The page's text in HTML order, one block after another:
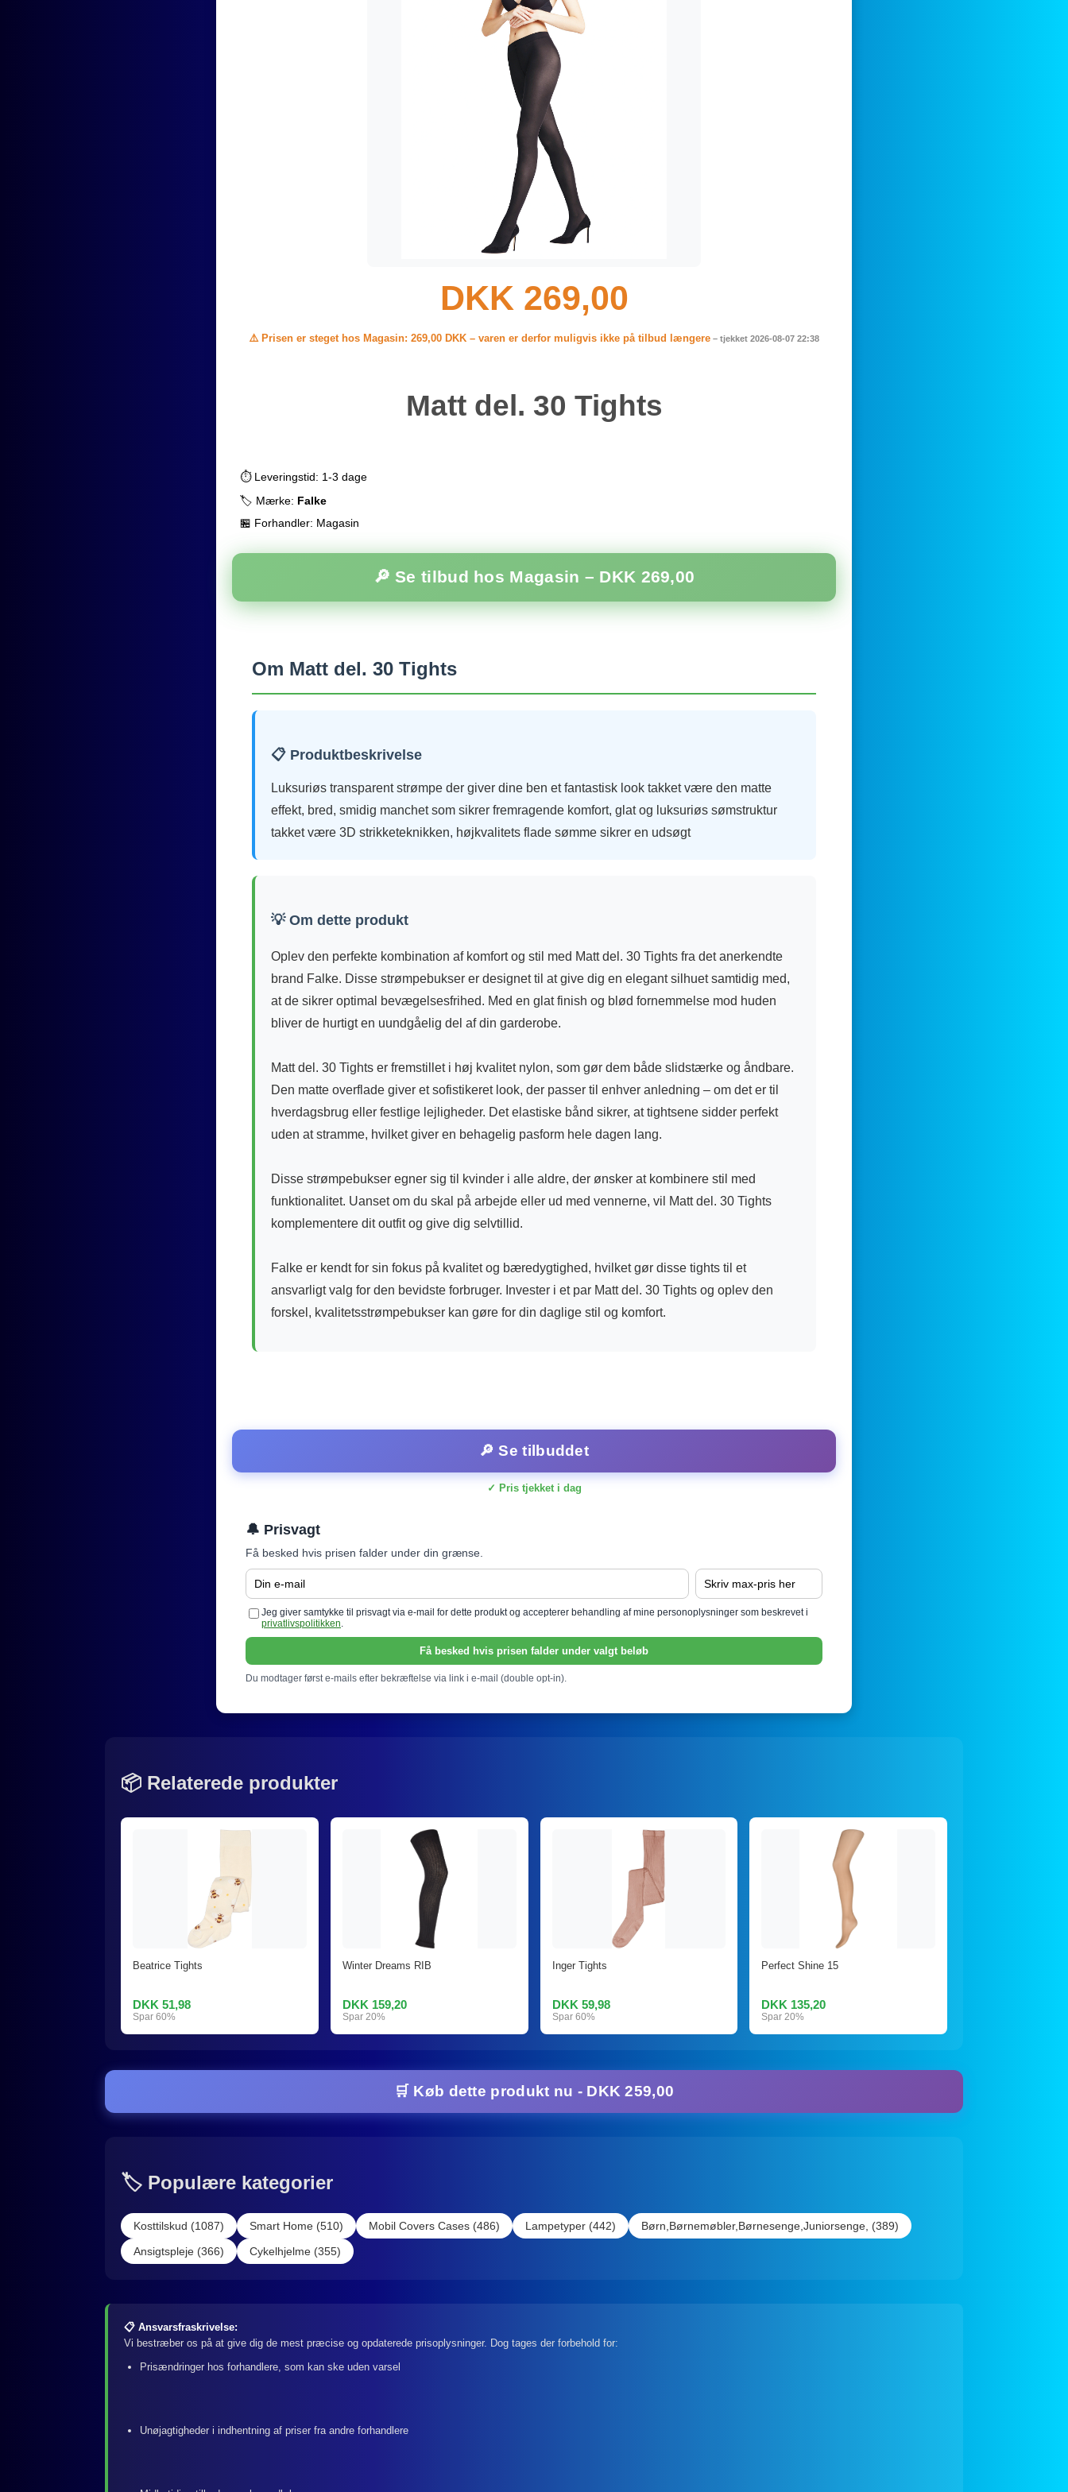
DKK 269,00
⚠️ Prisen er steget hos Magasin: 269,00 DKK – varen er derfor muligvis ikke på tilbud længere – tjekket 2026-08-07 22:38
Matt del. 30 Tights
⏱️ Leveringstid: 1-3 dage
🏷️ Mærke: Falke
🏪 Forhandler: Magasin
🔎 Se tilbud hos Magasin – DKK 269,00
Om Matt del. 30 Tights
📋 Produktbeskrivelse
Luksuriøs transparent strømpe der giver dine ben et fantastisk look takket være den matte
effekt, bred, smidig manchet som sikrer fremragende komfort, glat og luksuriøs sømstruktur
takket være 3D strikketeknikken, højkvalitets flade sømme sikrer en udsøgt
💡 Om dette produkt
Oplev den perfekte kombination af komfort og stil med Matt del. 30 Tights fra det anerkendte
brand Falke. Disse strømpebukser er designet til at give dig en elegant silhuet samtidig med,
at de sikrer optimal bevægelsesfrihed. Med en glat finish og blød fornemmelse mod huden
bliver de hurtigt en uundgåelig del af din garderobe.
Matt del. 30 Tights er fremstillet i høj kvalitet nylon, som gør dem både slidstærke og åndbare.
Den matte overflade giver et sofistikeret look, der passer til enhver anledning – om det er til
hverdagsbrug eller festlige lejligheder. Det elastiske bånd sikrer, at tightsene sidder perfekt
uden at stramme, hvilket giver en behagelig pasform hele dagen lang.
Disse strømpebukser egner sig til kvinder i alle aldre, der ønsker at kombinere stil med
funktionalitet. Uanset om du skal på arbejde eller ud med vennerne, vil Matt del. 30 Tights
komplementere dit outfit og give dig selvtillid.
Falke er kendt for sin fokus på kvalitet og bæredygtighed, hvilket gør disse tights til et
ansvarligt valg for den bevidste forbruger. Invester i et par Matt del. 30 Tights og oplev den
forskel, kvalitetsstrømpebukser kan gøre for din daglige stil og komfort.
🔎 Se tilbuddet
✓ Pris tjekket i dag
🔔 Prisvagt
Få besked hvis prisen falder under din grænse.
Jeg giver samtykke til prisvagt via e-mail for dette produkt og accepterer behandling af mine personoplysninger som beskrevet i
privatlivspolitikken.
Få besked hvis prisen falder under valgt beløb
Du modtager først e-mails efter bekræftelse via link i e-mail (double opt-in).
📦 Relaterede produkter
Beatrice Tights
DKK 51,98
Spar 60%
Winter Dreams RIB
DKK 159,20
Spar 20%
Inger Tights
DKK 59,98
Spar 60%
Perfect Shine 15
DKK 135,20
Spar 20%
🛒 Køb dette produkt nu - DKK 259,00
🏷️ Populære kategorier
Kosttilskud (1087) Smart Home (510) Mobil Covers Cases (486) Lampetyper (442)
Børn,Børnemøbler,Børnesenge,Juniorsenge, (389)
Ansigtspleje (366)
Cykelhjelme (355)
📋 Ansvarsfraskrivelse:
Vi bestræber os på at give dig de mest præcise og opdaterede prisoplysninger. Dog tages der forbehold for:
Prisændringer hos forhandlere, som kan ske uden varsel
Unøjagtigheder i indhentning af priser fra andre forhandlere